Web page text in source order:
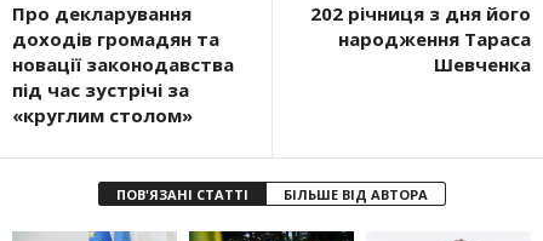
Про декларування
доходів громадян та
новації законодавства
під час зустрічі за
«круглим столом»
202 річниця з дня його
народження Тараса
Шевченка
ПОВ'ЯЗАНІ СТАТТІ БІЛЬШЕ ВІД АВТОРА